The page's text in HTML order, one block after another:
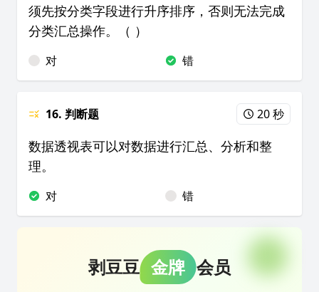
须先按分类字段进行升序排序，否则无法完成
分类汇总操作。（ ）
对 错
16. 判断题 20 秒
数据透视表可以对数据进行汇总、分析和整
理。
对 错
剥豆豆 金牌 会员